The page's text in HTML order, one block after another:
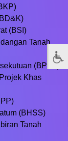
(BSI)
Tanah
(BPTP)
Khas
(BHSS)
Tanah